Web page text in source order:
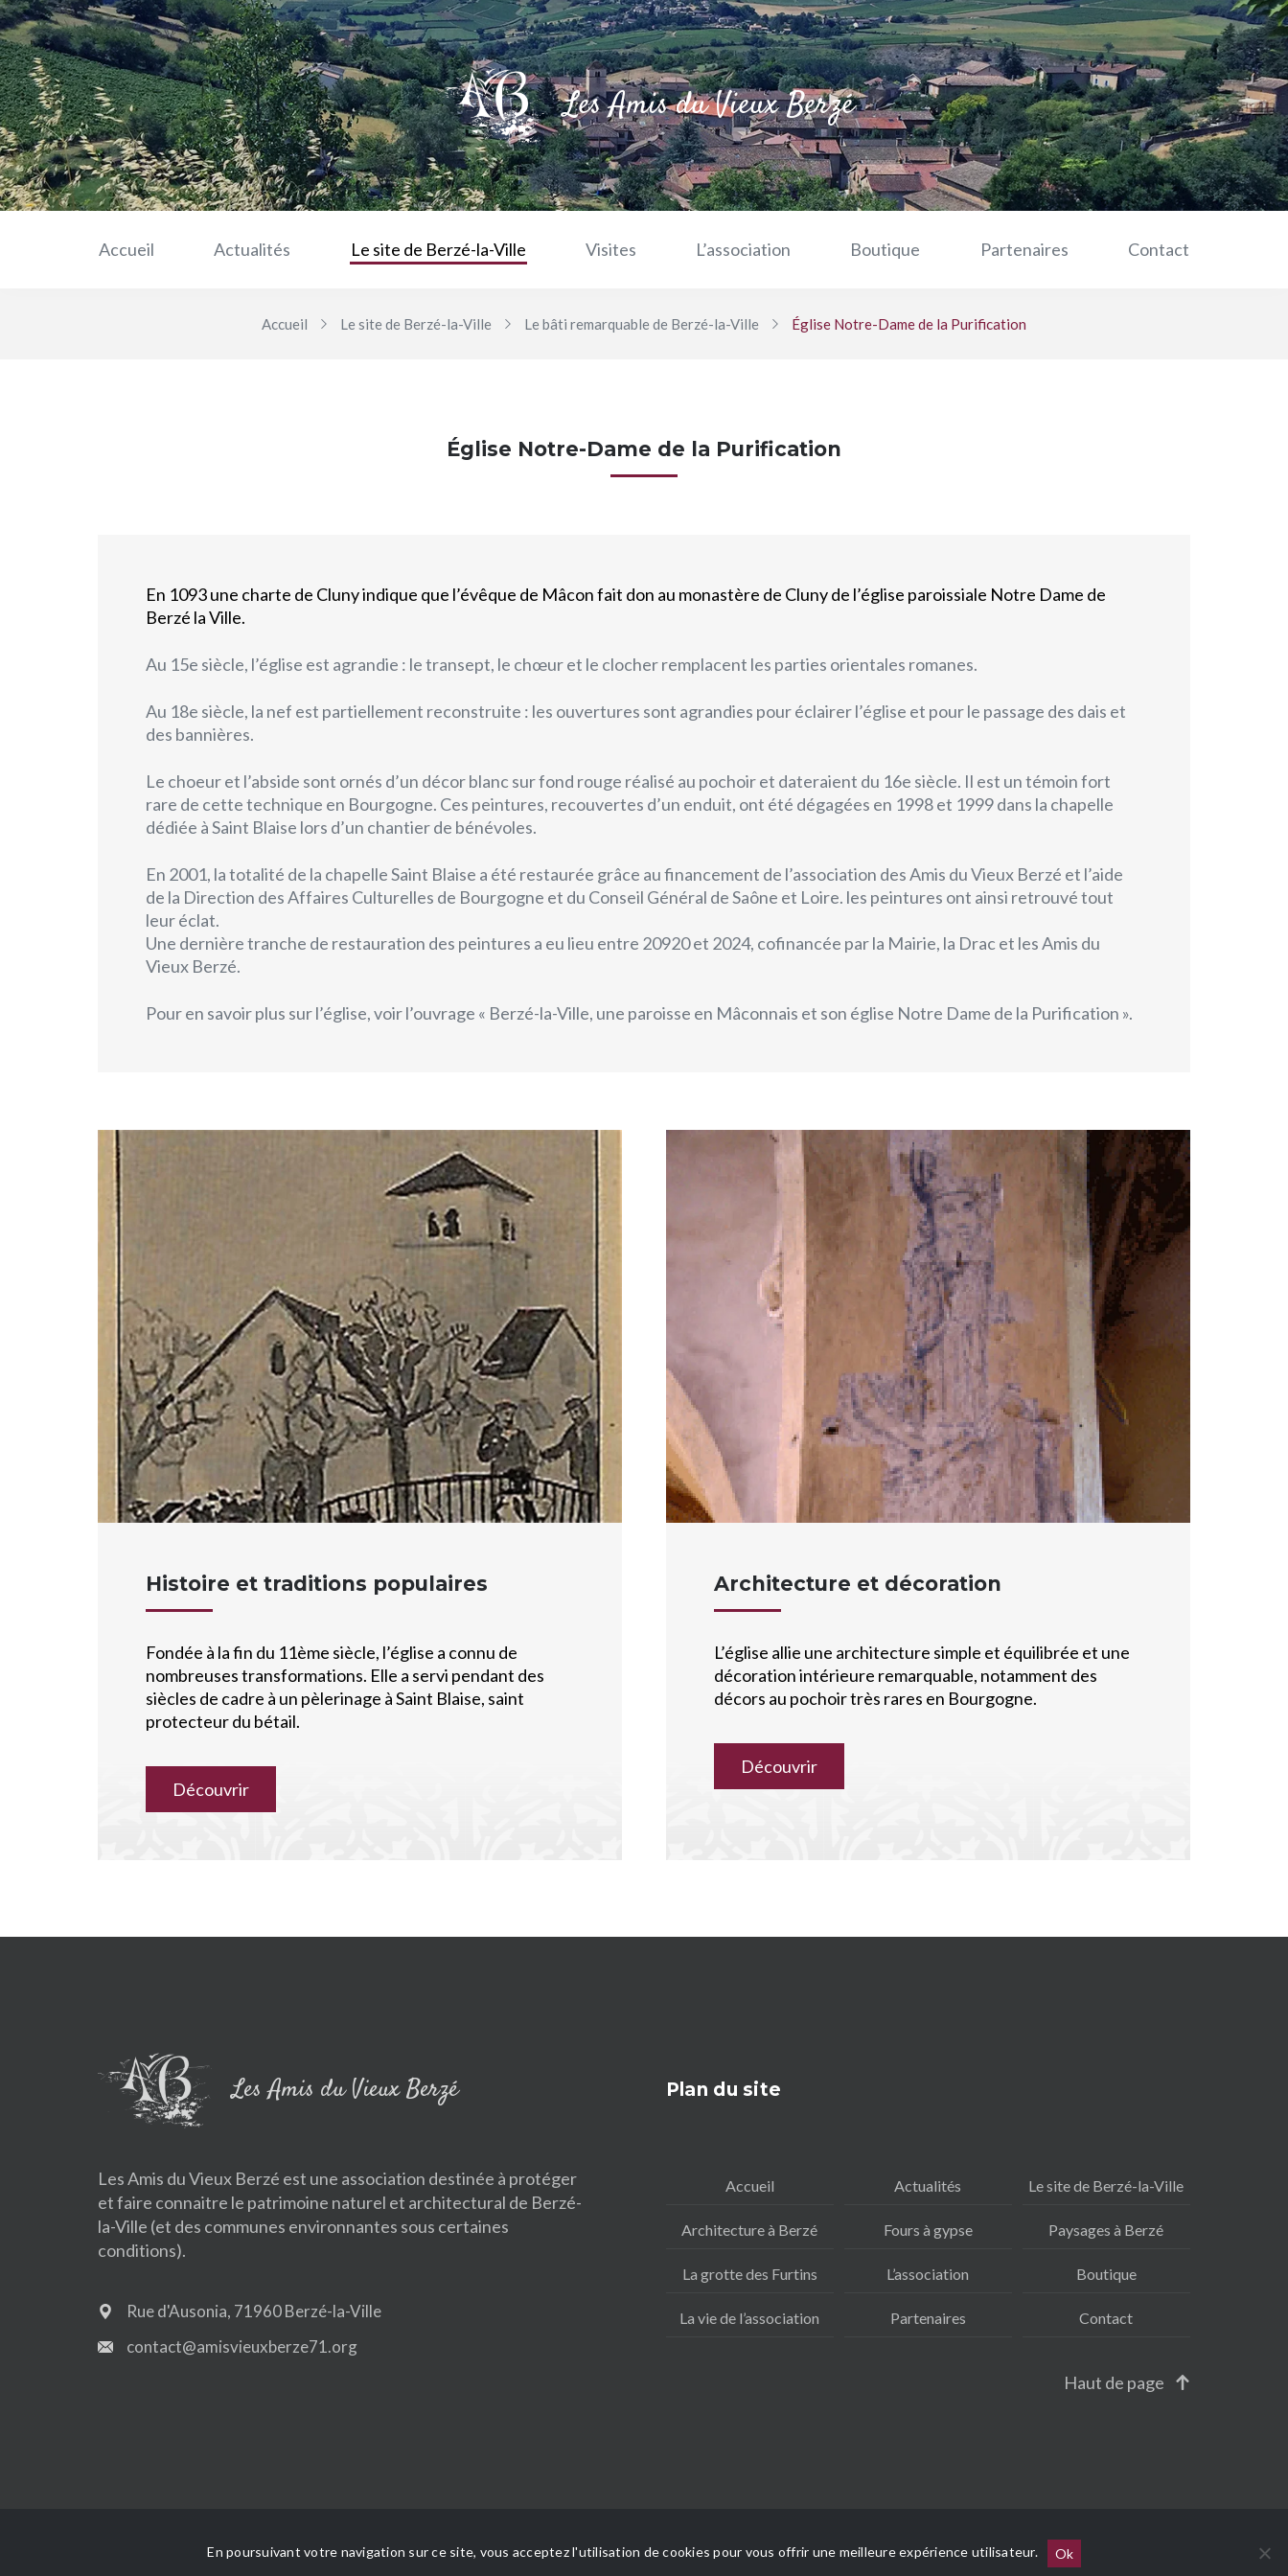
Les Amis du Vieux Berzé
Accueil Actualités Le site de Berzé-la-Ville Visites L’association Boutique Partenaires Contact
Accueil Le site de Berzé-la-Ville Le bâti remarquable de Berzé-la-Ville Église Notre-Dame de la Purification
Église Notre-Dame de la Purification
En 1093 une charte de Cluny indique que l’évêque de Mâcon fait don au monastère de Cluny de l’église paroissiale Notre Dame de
Berzé la Ville.
Au 15e siècle, l’église est agrandie : le transept, le chœur et le clocher remplacent les parties orientales romanes.
Au 18e siècle, la nef est partiellement reconstruite : les ouvertures sont agrandies pour éclairer l’église et pour le passage des dais et
des bannières.
Le choeur et l’abside sont ornés d’un décor blanc sur fond rouge réalisé au pochoir et dateraient du 16e siècle. Il est un témoin fort
rare de cette technique en Bourgogne. Ces peintures, recouvertes d’un enduit, ont été dégagées en 1998 et 1999 dans la chapelle
dédiée à Saint Blaise lors d’un chantier de bénévoles.
En 2001, la totalité de la chapelle Saint Blaise a été restaurée grâce au financement de l’association des Amis du Vieux Berzé et l’aide
de la Direction des Affaires Culturelles de Bourgogne et du Conseil Général de Saône et Loire. les peintures ont ainsi retrouvé tout
leur éclat.
Une dernière tranche de restauration des peintures a eu lieu entre 20920 et 2024, cofinancée par la Mairie, la Drac et les Amis du
Vieux Berzé.
Pour en savoir plus sur l’église, voir l’ouvrage « Berzé-la-Ville, une paroisse en Mâconnais et son église Notre Dame de la Purification ».
Histoire et traditions populaires
Fondée à la fin du 11ème siècle, l’église a connu de
nombreuses transformations. Elle a servi pendant des
siècles de cadre à un pèlerinage à Saint Blaise, saint
protecteur du bétail.
Découvrir
Architecture et décoration
L’église allie une architecture simple et équilibrée et une
décoration intérieure remarquable, notamment des
décors au pochoir très rares en Bourgogne.
Découvrir
Les Amis du Vieux Berzé
Les Amis du Vieux Berzé est une association destinée à protéger
et faire connaitre le patrimoine naturel et architectural de Berzé-
la-Ville (et des communes environnantes sous certaines
conditions).
Rue d'Ausonia, 71960 Berzé-la-Ville
contact@amisvieuxberze71.org
Plan du site
Accueil Actualités Le site de Berzé-la-Ville
Architecture à Berzé Fours à gypse Paysages à Berzé
La grotte des Furtins L’association Boutique
La vie de l’association Partenaires Contact
Haut de page
Les Amis du Vieux Berzé © 2026, 2026 - Tous droits réservés Mentions légales Protection des données CGV
En poursuivant votre navigation sur ce site, vous acceptez l'utilisation de cookies pour vous offrir une meilleure expérience utilisateur. Ok